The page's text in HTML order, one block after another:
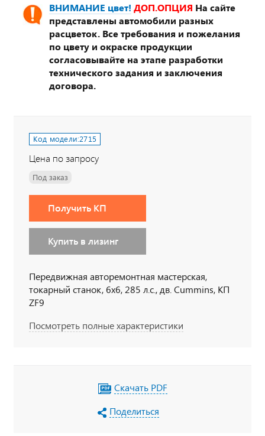
ВНИМАНИЕ цвет! ДОП.ОПЦИЯ На сайте
представлены автомобили разных
расцветок. Все требования и пожелания
по цвету и окраске продукции
согласовывайте на этапе разработки
технического задания и заключения
договора.
Код модели:2715
Цена по запросу
Под заказ
Получить КП
Купить в лизинг
Передвижная авторемонтная мастерская,
токарный станок, 6х6, 285 л.с., дв. Cummins, КП
ZF9
Посмотреть полные характеристики
Скачать PDF
Поделиться